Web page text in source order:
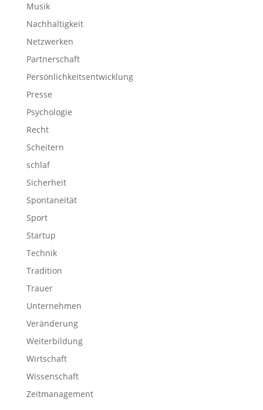
Musik
Nachhaltigkeit
Netzwerken
Partnerschaft
Persönlichkeitsentwicklung
Presse
Psychologie
Recht
Scheitern
schlaf
Sicherheit
Spontaneität
Sport
Startup
Technik
Tradition
Trauer
Unternehmen
Veränderung
Weiterbildung
Wirtschaft
Wissenschaft
Zeitmanagement